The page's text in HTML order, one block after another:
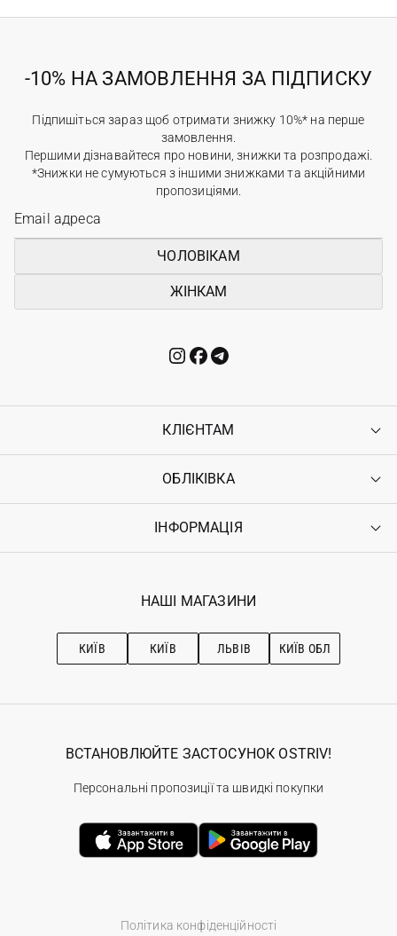
-10% НА ЗАМОВЛЕННЯ ЗА ПІДПИСКУ
Підпишіться зараз щоб отримати знижку 10%* на перше
замовлення.
Першими дізнавайтеся про новини, знижки та розпродажі.
*Знижки не сумуються з іншими знижками та акційними
пропозиціями.
ЧОЛОВІКАМ
ЖІНКАМ
КЛІЄНТАМ
Контакти
Повернення
Гарантія
ОБЛІКІВКА
Увійти
Ostriv Club+
ІНФОРМАЦІЯ
Наші магазини
Рекомендації з догляду
НАШІ МАГАЗИНИ
КИЇВ КИЇВ ЛЬВІВ КИЇВ ОБЛ
Політика конфіденційності
ВСТАНОВЛЮЙТЕ ЗАСТОСУНОК OSTRIV!
Персональні пропозиції та швидкі покупки